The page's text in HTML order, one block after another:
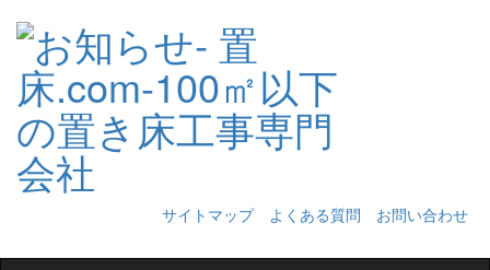
サイトマップ よくある質問
お問い合わせ
navigation